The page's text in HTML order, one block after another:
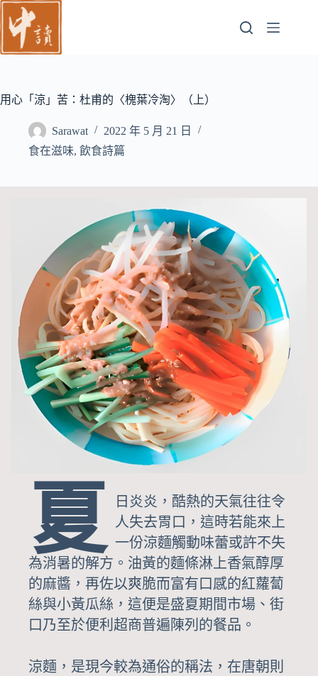
跳
至
主
容
用心「涼」苦：杜甫的〈槐葉冷淘〉（上）
Sarawat
2022 年 5 月 21 日
食在滋味, 飲食詩篇
夏
日炎炎，酷熱的天氣往往令
人失去胃口，這時若能來上
一份涼麵觸動味蕾或許不失
為消暑的解方。油黃的麵條淋上香氣醇厚
的麻醬，再佐以爽脆而富有口感的紅蘿蔔
絲與小黃瓜絲，這便是盛夏期間市場、街
口乃至於便利超商普遍陳列的餐品。
涼麵，是現今較為通俗的稱法，在唐朝則